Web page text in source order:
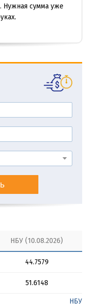
Нужная сумма уже
НБУ (10.08.2026)
44.7579
51.6148
НБУ